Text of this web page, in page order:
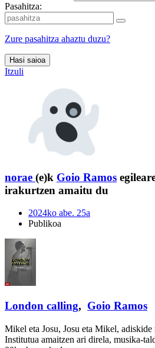
Pasahitza:
Zure pasahitza ahaztu duzu?
Hasi saioa
Itzuli
norae (e)k Goio Ramos
irakurtzen amaitu du
2024ko abe. 25a
Publikoa
London calling, Goio Ramos
Mikel eta Josu, Josu eta Mikel,
Institutua amaitzen ari direla, musika-